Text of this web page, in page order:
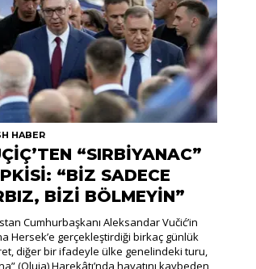
HABER
“SIRBİYANAC”
“BİZ SADECE
BİZİ BÖLMEYİN”
Cumhurbaşkanı Aleksandar Vučić’in
Hersek’e gerçekleştirdiği birkaç günlük
diğer bir ifadeyle ülke genelindeki turu,
(Oluja) Harekâtı’nda hayatını kaybeden